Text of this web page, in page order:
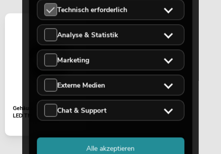
Gehäuseteil (Kopf vorne)
LED TMH-H240 sw
Technisch erforderlich
Analyse & Statistik
Marketing
Externe Medien
Chat & Support
Alle akzeptieren